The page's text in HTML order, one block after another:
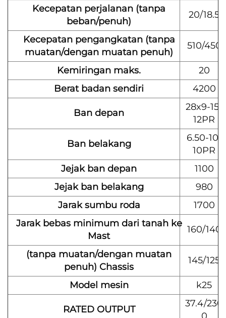
Kecepatan perjalanan (tanpa
beban/penuh)
20/18.5
Kecepatan pengangkatan (tanpa
muatan/dengan muatan penuh)
510/450
Kemiringan maks.
20
Berat badan sendiri
4200
Ban depan
28x9-15-
12PR
Ban belakang
6.50-10-
10PR
Jejak ban depan
1100
Jejak ban belakang
980
Jarak sumbu roda
1700
Jarak bebas minimum dari tanah ke
Mast
160/140
(tanpa muatan/dengan muatan
penuh) Chassis
145/125
Model mesin k25
RATED OUTPUT
37.4/230